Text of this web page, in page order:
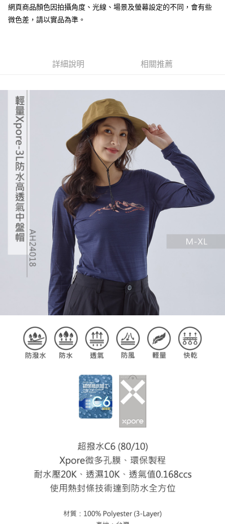
1.分期款項不併入電信帳單，「大哥付你分期」於每月結算日後寄送繳費提
醒簡訊。
1.本服務係由「台灣大哥大股份有限公司」（以下簡稱本公司）所提供，讓
2.基於同意付款使用「大哥付你分期」之契約關係目的，商店將以您的個人
資料（包含姓名、電話或地址）提供予台灣大哥大進項蒐集、處理及利用，
由本公司與您本人進行分期帳單所需資料之確認、核對及更正。
3.完整用戶服務條款，請詳閱以下連結：https://oppay.tw/userRule
１．於結帳方式選擇「AFTEE先享後付」後，將跳轉至「AFTEE先享後付」
ATM／網路銀行／等多元方式進行付款，方視為交易完成。
※ 請注意：結帳手續完成當下不需立刻繳費，但若您需要取消訂單，請聯絡
※ 交易是否成功請以「AFTEE先享後付 」之結帳頁面顯示為準，若有關於
是否繳費成功／繳費後需取消欲退款等相關疑問，請聯繫「AFTEE先享後付
客戶支援中心」
https://netprotections.freshdesk.com/support/home
【注意事項】
１．透過由恩沛科技股份有限公司提供之「AFTEE先享後付」服務完成之交
易，需依本服務之必要範圍內提供個人資料，並將交易相關給付款項請求債
權轉讓予恩沛科技股份有限公司。
２．關於個人資料處理事宜，請瀏覽以下網址：
https://aftee.tw/terms/#terms3
３．未成年的使用者請事先徵得法定代理人或監護人之同意方可使用
「AFTEE先享後付」，若未經同意申辦者引起之損失，本公司不負相關責
任。
４．使用「AFTEE先享後付」時，將依據個別帳號之用戶狀況，依本公司即
時審查核予不同之上限額度；若仍有額度不足之情形，本公司將視審查結果
請求用戶進行身份認證。
５．嚴禁一人註冊多個帳號或使用他人資訊註冊。若發現惡意使用之情形，
恩沛科技股份有限公司將有權停止該用戶之使用額度並採取法律行動。
全家取貨付款
每筆NT$60，滿NT$799(含以上)免運費
每筆NT$100，滿NT$799(含以上)免運費
付款後門市自取
免運費
貨到付款
每筆NT$130，滿NT$3,000(含以上)免運費
網頁商品顏色因拍攝角度、光線、場景及螢幕設定的不同，會有些
微色差，請以實品為準。
詳細說明 相關推薦